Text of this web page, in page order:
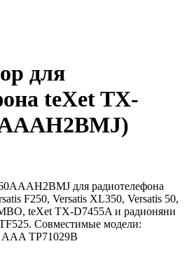
для
teXet TX-
для радиотелефона
F250, Versatis XL350, Versatis 50,
teXet TX-D7455A и радионяни
Совместимые модели:
TP71029B